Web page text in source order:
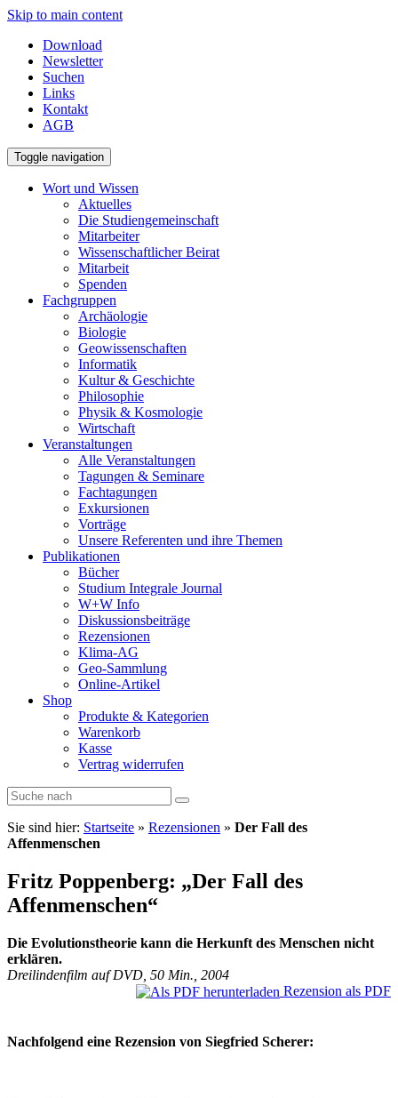
Skip to main content
Download
Newsletter
Suchen
Links
Kontakt
AGB
Toggle navigation
Wort und Wissen
Aktuelles
Die Studiengemeinschaft
Mitarbeiter
Wissenschaftlicher Beirat
Mitarbeit
Spenden
Fachgruppen
Archäologie
Biologie
Geowissenschaften
Informatik
Kultur & Geschichte
Philosophie
Physik & Kosmologie
Wirtschaft
Veranstaltungen
Alle Veranstaltungen
Tagungen & Seminare
Fachtagungen
Exkursionen
Vorträge
Unsere Referenten und ihre Themen
Publikationen
Bücher
Studium Integrale Journal
W+W Info
Diskussionsbeiträge
Rezensionen
Klima-AG
Geo-Sammlung
Online-Artikel
Shop
Produkte & Kategorien
Warenkorb
Kasse
Vertrag widerrufen
Sie sind hier: Startseite » Rezensionen » Der Fall des
Affenmenschen
Fritz Poppenberg: „Der Fall des
Affenmenschen“
Die Evolutionstheorie kann die Herkunft des Menschen nicht
erklären.
Dreilindenfilm auf DVD, 50 Min., 2004
Rezension als PDF
Nachfolgend eine Rezension von Siegfried Scherer: